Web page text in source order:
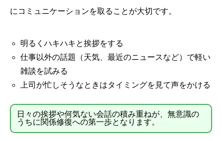
にコミュニケーションを取ることが大切です。
明るくハキハキと挨拶をする
仕事以外の話題（天気、最近のニュースなど）で軽い
雑談を試みる
上司が忙しそうなときはタイミングを見て声をかける
日々の挨拶や何気ない会話の積み重ねが、無意識の
うちに関係修復への第一歩となります。